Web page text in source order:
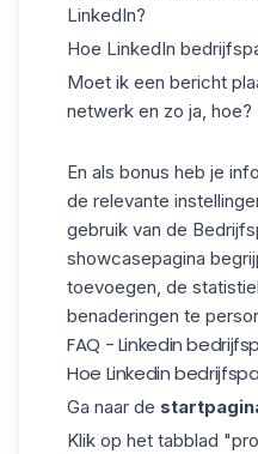
LinkedIn?
Hoe LinkedIn
Moet ik een bericht
netwerk en zo ja, hoe?
En als bonus heb je
de relevante
gebruik van de
showcasepagina
toevoegen, de
benaderingen te
FAQ - Linkedin
Hoe Linkedin
Ga naar de
Klik op het tabblad